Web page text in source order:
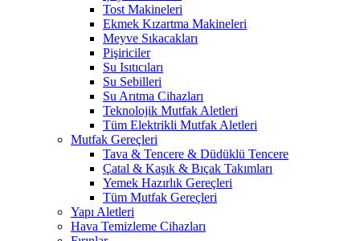
Tost Makineleri
Ekmek Kızartma Makineleri
Meyve Sıkacakları
Pişiriciler
Su Isıtıcıları
Su Sebilleri
Su Arıtma Cihazları
Teknolojik Mutfak Aletleri
Tüm Elektrikli Mutfak Aletleri
Mutfak Gereçleri
Tava & Tencere & Düdüklü Tencere
Çatal & Kaşık & Bıçak Takımları
Yemek Hazırlık Gereçleri
Tüm Mutfak Gereçleri
Yapı Aletleri
Hava Temizleme Cihazları